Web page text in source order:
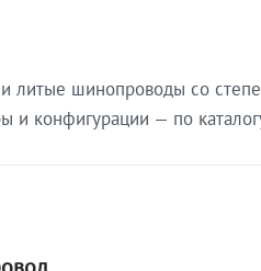
литые шинопроводы со
конфигурации — по